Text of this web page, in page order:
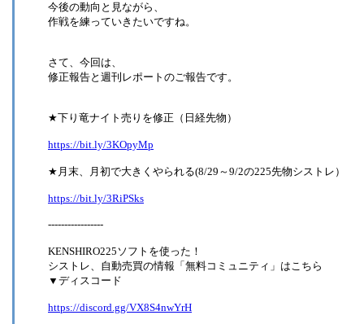
今後の動向と見ながら、
作戦を練っていきたいですね。
さて、今回は、
修正報告と週刊レポートのご報告です。
★下り竜ナイト売りを修正（日経先物）
https://bit.ly/3KOpyMp
★月末、月初で大きくやられる(8/29～9/2の225先物シストレ）
https://bit.ly/3RiPSks
-----------------
KENSHIRO225ソフトを使った！
シストレ、自動売買の情報「無料コミュニティ」はこちら
▼ディスコード
https://discord.gg/VX8S4nwYrH